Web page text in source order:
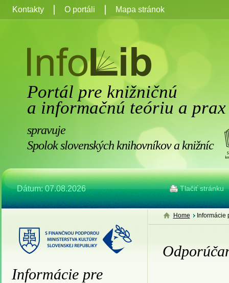
Portál pre knižničnú
a informačnú teóriu a prax
spravuje
Spolok slovenských knihovníkov a knižníc
Dátum: 07.08.2026 Tlačiť stránku
Kontakty O portáli Mapa stránok
Home Informácie
Informácie pre